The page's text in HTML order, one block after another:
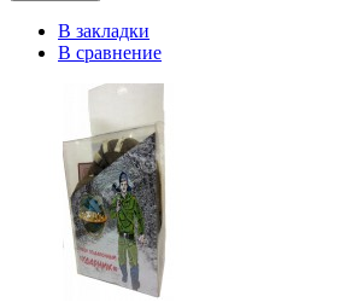
В закладки
В сравнение